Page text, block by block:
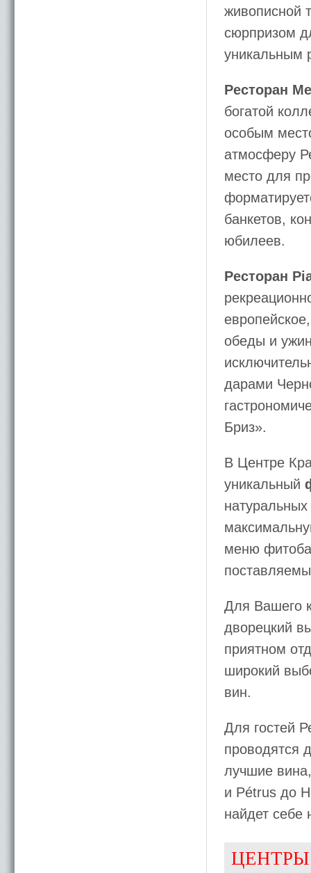
живописной
сюрпризом
уникальным
Ресторан
богатой
особым
атмосферу
место для
банкетов,
юбилеев.
Ресторан
обеды и
дарами
Бриз».
В Центре
уникальный
натуральных
меню
Для Вашего
дворецкий
приятном
широкий
вин.
Для гостей
проводятся
лучшие
и Pétrus до
найдет себе